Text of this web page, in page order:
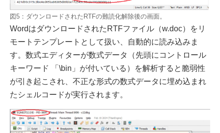
図5：ダウンロードされたRTFの難読化解除後の画面。
WordはダウンロードされたRTFファイル（w.doc）をリ
モートテンプレートとして扱い、自動的に読み込みま
す。数式エディターが数式データ（先頭にコントロール
キーワード 「\bin」が付いている）を解析すると脆弱性
が引き起こされ、不正な形式の数式データに埋め込まれ
たシェルコードが実行されます。